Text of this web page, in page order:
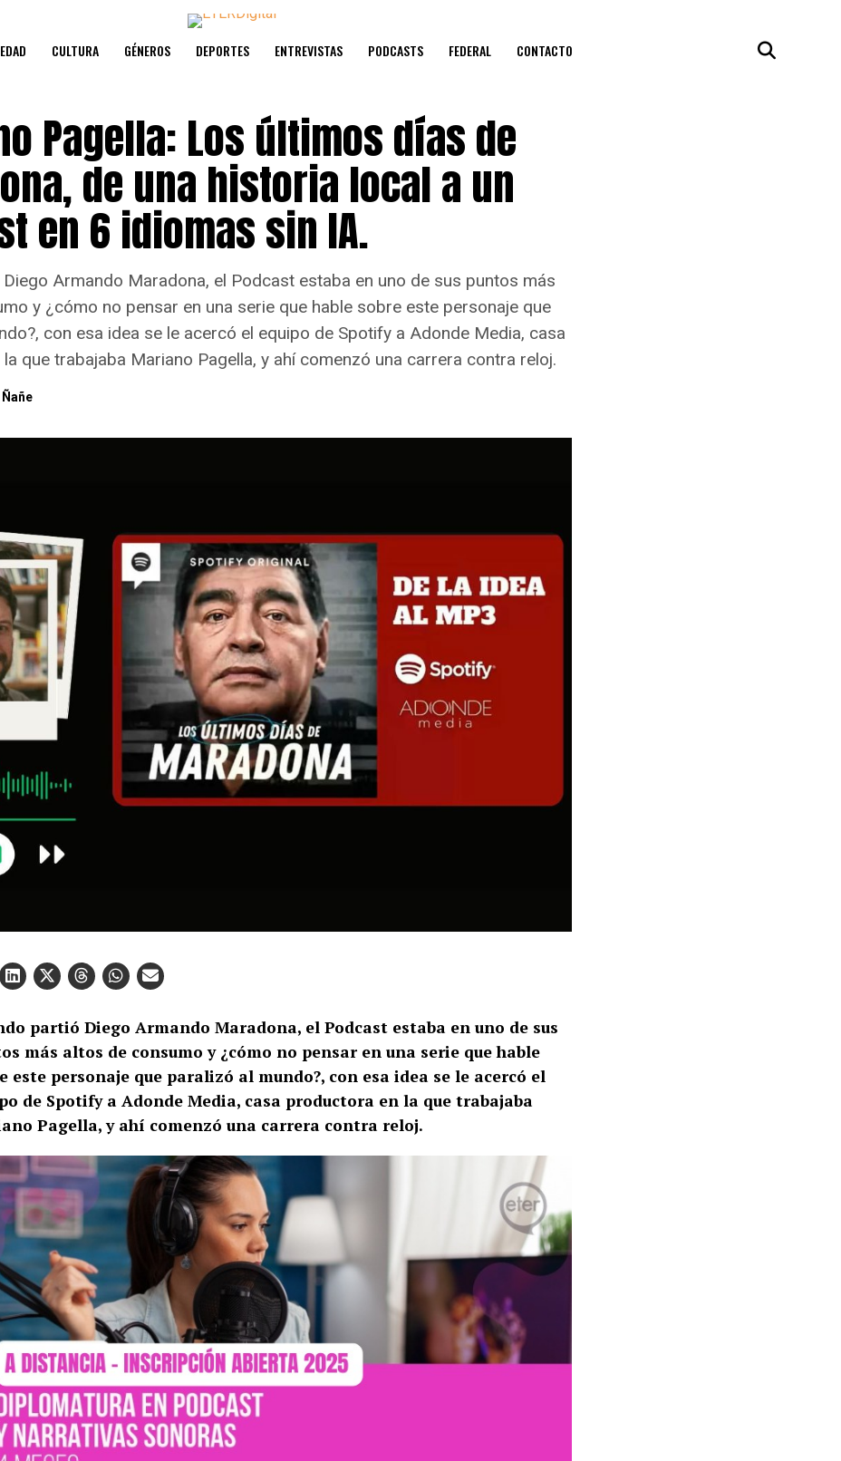
CULTURA GÉNEROS DEPORTES ENTREVISTAS PODCASTS FEDERAL CONTACTO
Pagella: Los últimos días de
de una historia local a un
en 6 idiomas sin IA.
Armando Maradona, el Podcast estaba en uno de sus puntos más
y ¿cómo no pensar en una serie que hable sobre este personaje que
con esa idea se le acercó el equipo de Spotify a Adonde Media, casa
que trabajaba Mariano Pagella, y ahí comenzó una carrera contra reloj.
partió Diego Armando Maradona, el Podcast estaba en uno de sus
más altos de consumo y ¿cómo no pensar en una serie que hable
este personaje que paralizó al mundo?, con esa idea se le acercó el
de Spotify a Adonde Media, casa productora en la que trabajaba
Pagella, y ahí comenzó una carrera contra reloj.